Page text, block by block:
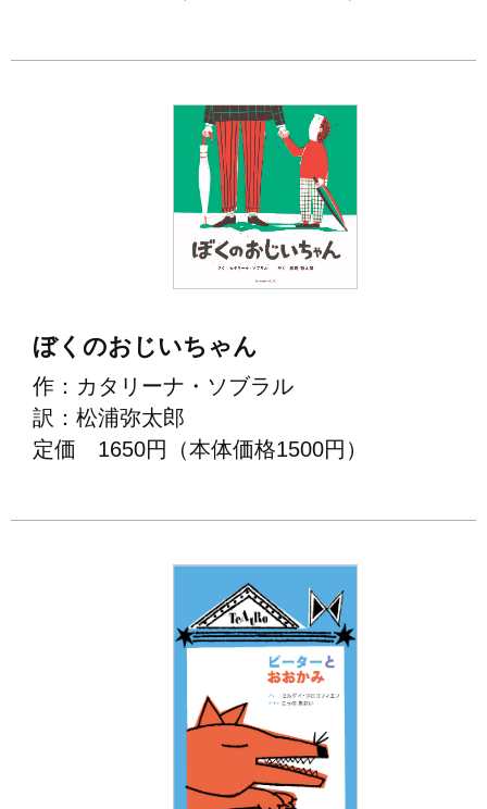
ぼくのおじいちゃん
作：カタリーナ・ソブラル
訳：松浦弥太郎
定価 1650円（本体価格1500円）